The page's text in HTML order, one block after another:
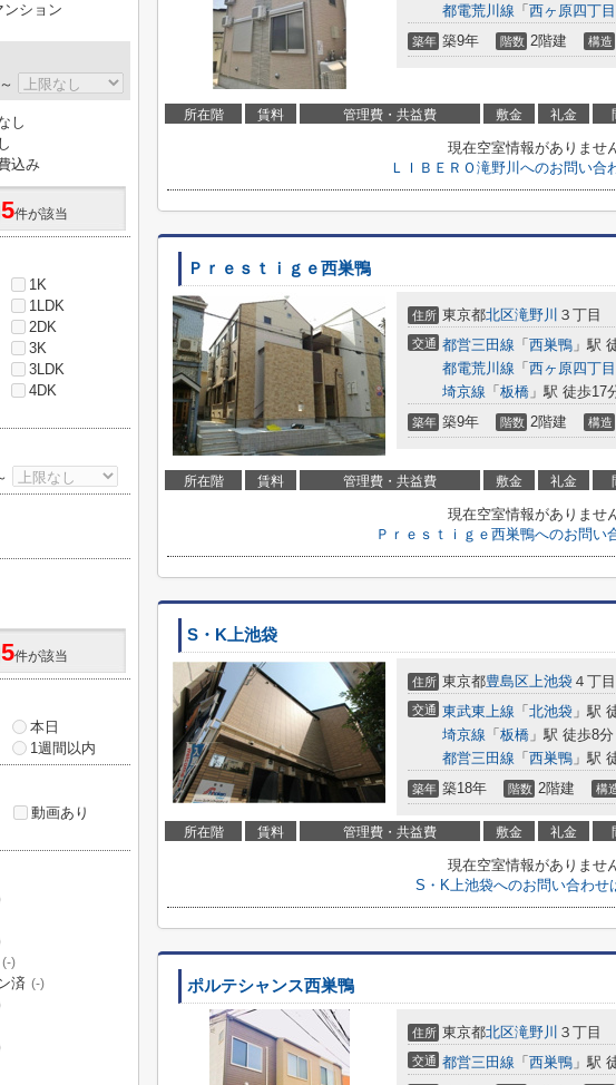
都電荒川線 「 西ヶ原四丁目
築年 築9年 階数 2階建 構造
所在階 賃料 管理費・共益費 敷金 礼金
現在空室情報がありません
ＬＩＢＥＲＯ滝野川へのお問い合
Ｐｒｅｓｔｉｇｅ西巣鴨
住所 東京都北区滝野川 ３丁目
交通 都営三田線 「 西巣鴨 」駅
都電荒川線 「 西ヶ原四丁目
埼京線 「 板橋 」駅 徒歩17
築年 築9年 階数 2階建 構造
所在階 賃料 管理費・共益費 敷金 礼金
現在空室情報がありません
Ｐｒｅｓｔｉｇｅ西巣鴨へのお問い
S・K上池袋
住所 東京都豊島区上池袋 ４丁目
交通 東武東上線 「 北池袋 」駅
埼京線 「 板橋 」駅 徒歩8分
都営三田線 「 西巣鴨 」駅
築年 築18年 階数 2階建 構
所在階 賃料 管理費・共益費 敷金 礼金
現在空室情報がありません
S・K上池袋へのお問い合わせ
ポルテシャンス西巣鴨
住所 東京都北区滝野川 ３丁目
交通 都営三田線 「 西巣鴨 」駅
ンション
～
し
込み
5件が該当
1K
1LDK
2DK
3K
3LDK
4DK
5件が該当
本日
1週間以内
動画あり
(-)
済 (-)